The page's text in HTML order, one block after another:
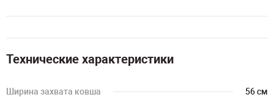
Технические характеристики
Ширина захвата ковша
56 см